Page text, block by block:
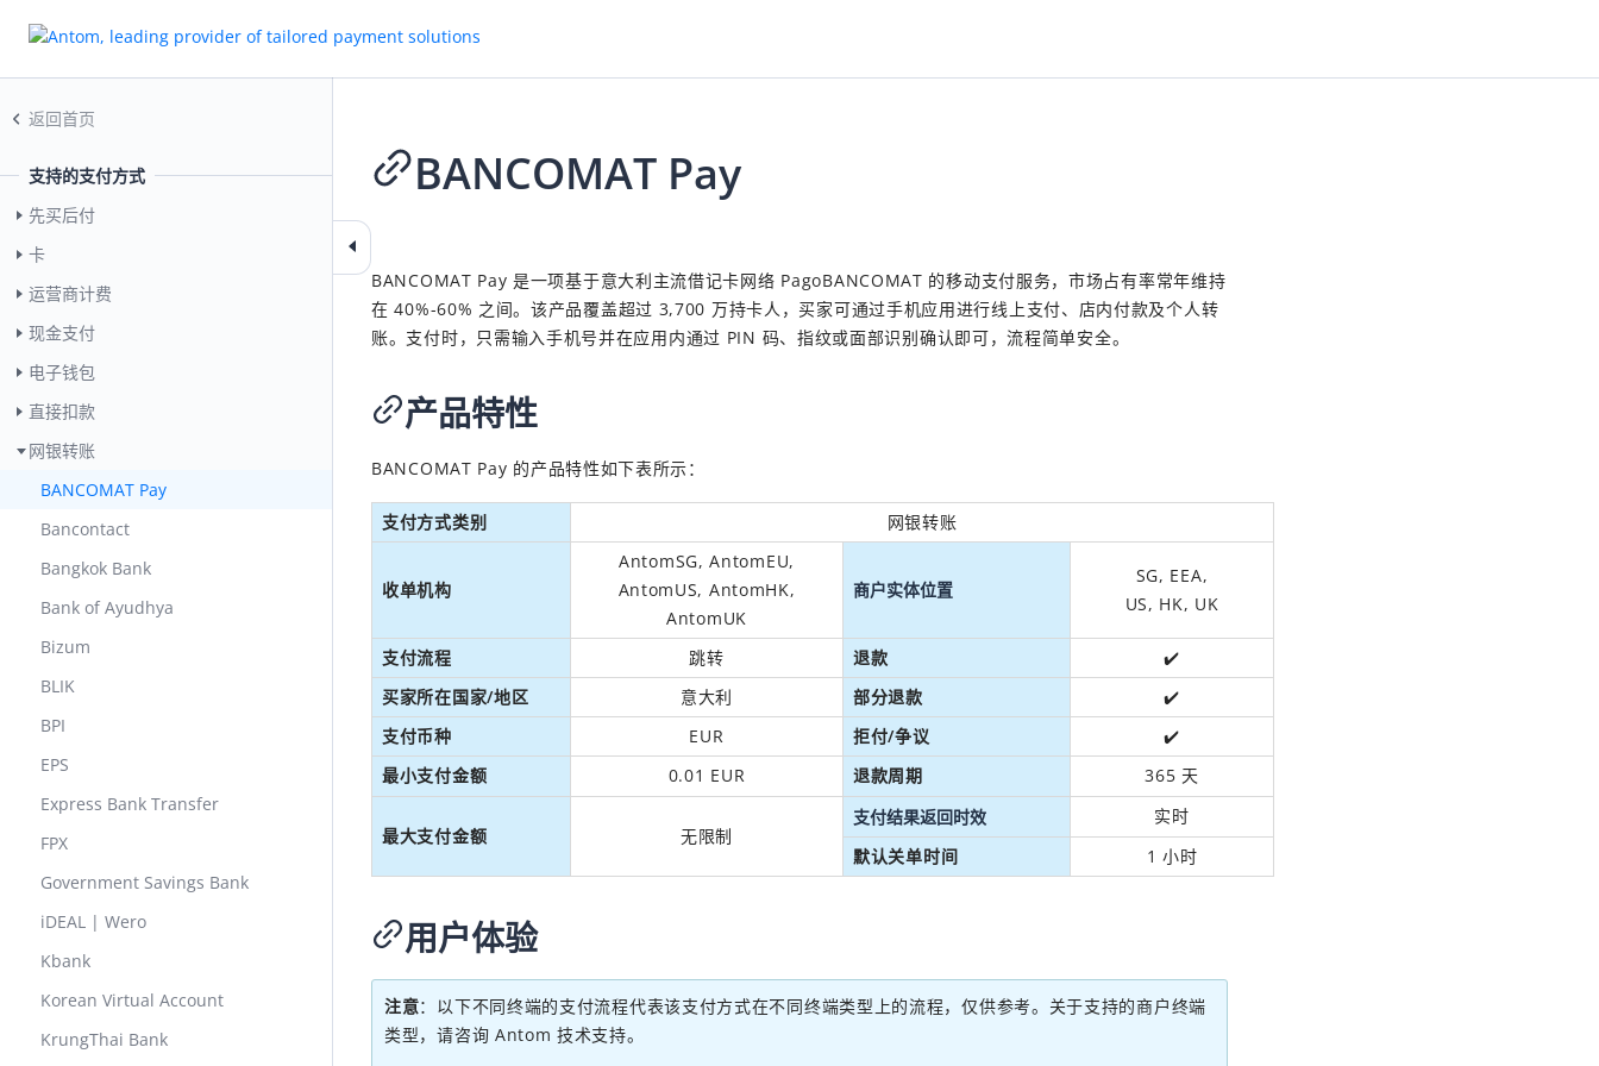
返回首页
支持的支付方式
先买后付
卡
运营商计费
现金支付
电子钱包
直接扣款
网银转账
BANCOMAT Pay
Bancontact
Bangkok Bank
Bank of Ayudhya
Bizum
BLIK
BPI
EPS
Express Bank Transfer
FPX
Government Savings Bank
iDEAL | Wero
Kbank
Korean Virtual Account
KrungThai Bank
BANCOMAT Pay
BANCOMAT Pay 是一项基于意大利主流借记卡网络 PagoBANCOMAT 的移动支付服务，市场占有率常年维持
在 40%-60% 之间。该产品覆盖超过 3,700 万持卡人，买家可通过手机应用进行线上支付、店内付款及个人转
账。支付时，只需输入手机号并在应用内通过 PIN 码、指纹或面部识别确认即可，流程简单安全。
产品特性
BANCOMAT Pay 的产品特性如下表所示：
支付方式类别 网银转账
收单机构
AntomSG, AntomEU,
AntomUS, AntomHK,
AntomUK
商户实体位置
SG, EEA,
US, HK, UK
支付流程 跳转 退款
✔️
买家所在国家/地区
意大利 部分退款
✔️
支付币种
EUR 拒付/争议
✔️
最小支付金额
0.01 EUR 退款周期 365 天
最大支付金额 无限制
支付结果返回时效
实时
默认关单时间
1 小时
用户体验
注意：以下不同终端的支付流程代表该支付方式在不同终端类型上的流程，仅供参考。关于支持的商户终端
类型，请咨询 Antom 技术支持。